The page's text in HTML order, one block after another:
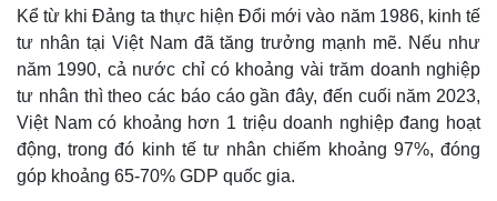
Kể từ khi Đảng ta thực hiện Đổi mới vào năm 1986, kinh tế
tư nhân tại Việt Nam đã tăng trưởng mạnh mẽ. Nếu như
năm 1990, cả nước chỉ có khoảng vài trăm doanh nghiệp
tư nhân thì theo các báo cáo gần đây, đến cuối năm 2023,
Việt Nam có khoảng hơn 1 triệu doanh nghiệp đang hoạt
động, trong đó kinh tế tư nhân chiếm khoảng 97%, đóng
góp khoảng 65-70% GDP quốc gia.